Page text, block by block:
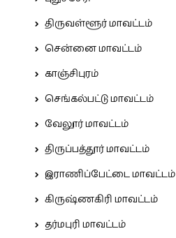
திருவள்ளூர் மாவட்டம்
சென்னை மாவட்டம்
காஞ்சிபுரம்
செங்கல்பட்டு மாவட்டம்
வேலூர் மாவட்டம்
திருப்பத்தூர் மாவட்டம்
இராணிப்பேட்டை மாவட்டம்
கிருஷ்ணகிரி மாவட்டம்
தர்மபுரி மாவட்டம்